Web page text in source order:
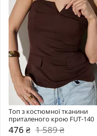
Топ з костюмної тканини
приталеного крою FUT-140
476 ₴ 1 589 ₴